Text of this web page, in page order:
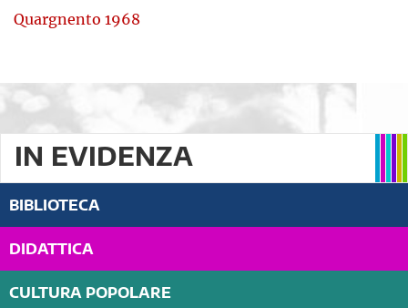
Quargnento 1968
IN EVIDENZA
BIBLIOTECA
DIDATTICA
CULTURA POPOLARE